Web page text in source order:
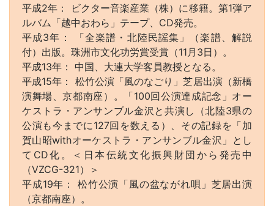
平成2年： ビクター音楽産業（株）に移籍。第1弾ア
ルバム「越中おわら」テープ、CD発売。
平成3年： 「全楽譜・北陸民謡集」（楽譜、解説
付）出版。珠洲市文化功労賞受賞（11月3日）。
平成13年： 中国、大連大学客員教授となる。
平成15年： 松竹公演「風のなごり」芝居出演（新橋
演舞場、京都南座）。「100回公演達成記念」オー
ケストラ・アンサンブル金沢と共演し（北陸3県の
公演も今までに127回を数える）、その記録を「加
賀山昭withオーケストラ・アンサンブル金沢」とし
てCD化。＜日本伝統文化振興財団から発売中
（VZCG-321）＞
平成19年： 松竹公演「風の盆ながれ唄」芝居出演
（京都南座）。